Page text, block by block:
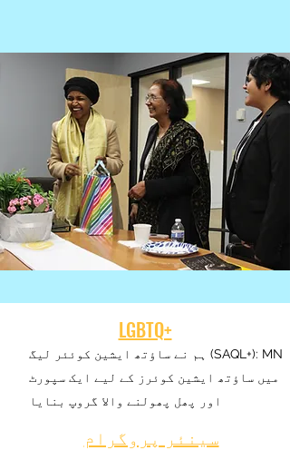
LGBTQ+
ہم نے ساؤتھ ایشین کوئئر لیگ (SAQL+): MN
میں ساؤتھ ایشین کوئرز کے لیے ایک سپورٹ
اور پھل پھولنے والا گروپ بنایا
سینئر پروگرام